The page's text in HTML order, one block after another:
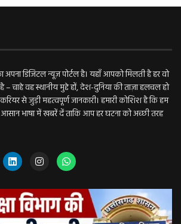
डिजिटल न्यूज़ पोर्टल है। यहाँ आपको मिलती है हर वो
चाहे वह स्थानीय मुद्दे हों, देश-दुनिया की ताज़ा हलचल हो
से जुड़ी महत्वपूर्ण जानकारी। हमारी कोशिश है कि हम
भाषा में खबरें दें ताकि आप हर घटना को अच्छी तरह